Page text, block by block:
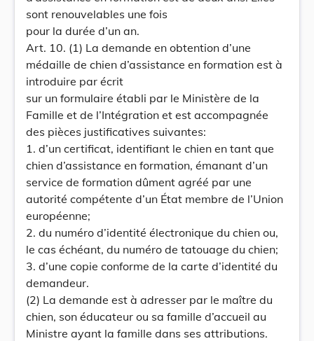
sont renouvelables une fois
pour la durée d’un an.
Art. 10. (1) La demande en obtention d’une
médaille de chien d’assistance en formation est à
introduire par écrit
sur un formulaire établi par le Ministère de la
Famille et de l’Intégration et est accompagnée
des pièces justificatives suivantes:
1. d’un certificat, identifiant le chien en tant que
chien d’assistance en formation, émanant d’un
service de formation dûment agréé par une
autorité compétente d’un État membre de l’Union
européenne;
2. du numéro d’identité électronique du chien ou,
le cas échéant, du numéro de tatouage du chien;
3. d’une copie conforme de la carte d’identité du
demandeur.
(2) La demande est à adresser par le maître du
chien, son éducateur ou sa famille d’accueil au
Ministre ayant la famille dans ses attributions.